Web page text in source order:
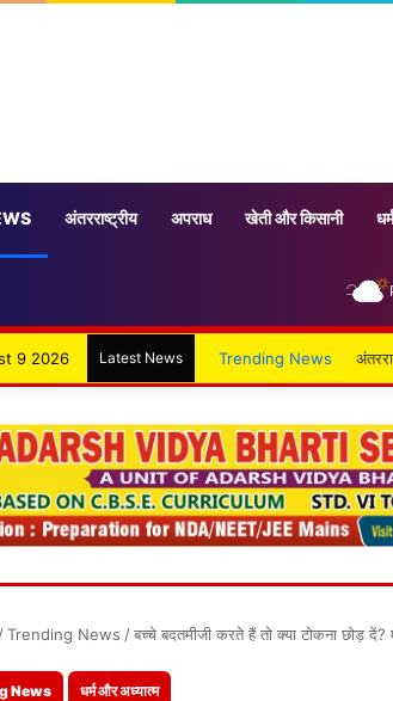
अंतरराष्ट्रीय अपराध खेती और किसानी
9 2026 Latest News Trending News
/Trending News /बच्चे बदतमीजी करते हैं तो क्या टोकना छोड़
News धर्म और अध्यात्म